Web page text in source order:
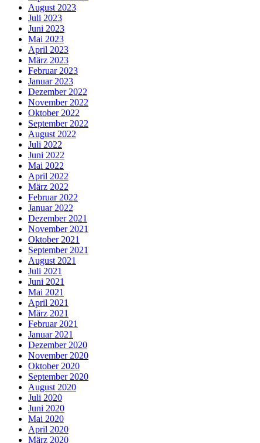
August 2023
Juli 2023
Juni 2023
Mai 2023
April 2023
März 2023
Februar 2023
Januar 2023
Dezember 2022
November 2022
Oktober 2022
September 2022
August 2022
Juli 2022
Juni 2022
Mai 2022
April 2022
März 2022
Februar 2022
Januar 2022
Dezember 2021
November 2021
Oktober 2021
September 2021
August 2021
Juli 2021
Juni 2021
Mai 2021
April 2021
März 2021
Februar 2021
Januar 2021
Dezember 2020
November 2020
Oktober 2020
September 2020
August 2020
Juli 2020
Juni 2020
Mai 2020
April 2020
März 2020